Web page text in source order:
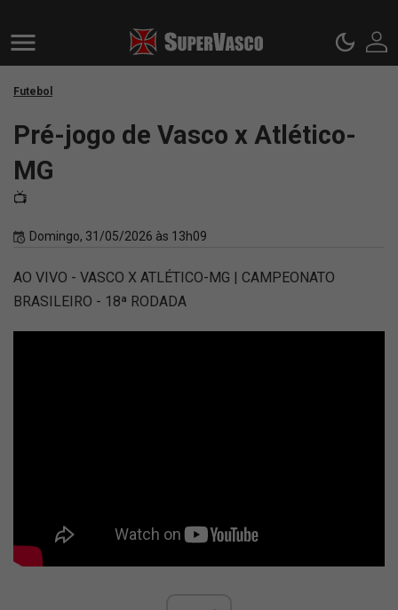
Futebol
Pré-jogo de Vasco x Atlético-
MG
📺
Domingo, 31/05/2026 às 13h09
AO VIVO - VASCO X ATLÉTICO-MG | CAMPEONATO
BRASILEIRO - 18ª RODADA